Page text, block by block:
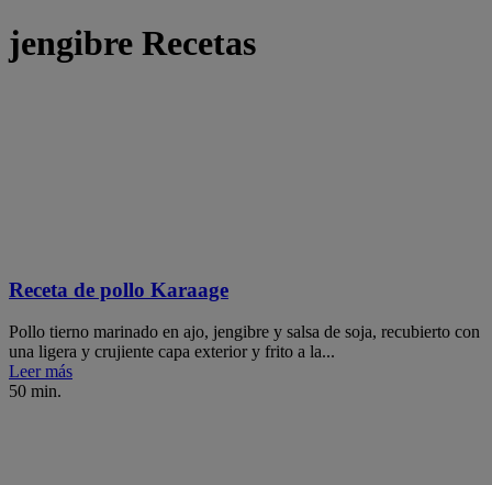
jengibre Recetas
Receta de pollo Karaage
Pollo tierno marinado en ajo, jengibre y salsa de soja, recubierto con
una ligera y crujiente capa exterior y frito a la...
Leer más
50 min.